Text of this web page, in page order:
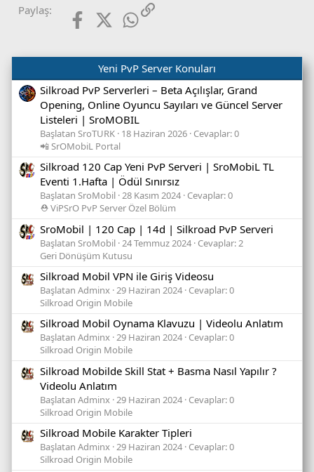
Paylaş: FacebookX (Twitter)WhatsApp
Link
Yeni PvP Server Konuları
Silkroad PvP Serverleri – Beta Açılışlar, Grand
Opening, Online Oyuncu Sayıları ve Güncel Server
Listeleri | SroMOBIL
Başlatan SroTURK 18 Haziran 2026 Cevaplar: 0
📲 SrOMobiL Portal
Silkroad 120 Cap Yeni PvP Serveri | SroMobiL TL
Eventi 1.Hafta | Ödül Sınırsız
Başlatan SroMobil 28 Kasım 2024 Cevaplar: 0
⛑️ ViPSrO PvP Server Özel Bölüm
SroMobil | 120 Cap | 14d | Silkroad PvP Serveri
Başlatan SroMobil 24 Temmuz 2024 Cevaplar: 2
Geri Dönüşüm Kutusu
Silkroad Mobil VPN ile Giriş Videosu
Başlatan Adminx 29 Haziran 2024 Cevaplar: 0
Silkroad Origin Mobile
Silkroad Mobil Oynama Klavuzu | Videolu Anlatım
Başlatan Adminx 29 Haziran 2024 Cevaplar: 0
Silkroad Origin Mobile
Silkroad Mobilde Skill Stat + Basma Nasıl Yapılır ?
Videolu Anlatım
Başlatan Adminx 29 Haziran 2024 Cevaplar: 0
Silkroad Origin Mobile
Silkroad Mobile Karakter Tipleri
Başlatan Adminx 29 Haziran 2024 Cevaplar: 0
Silkroad Origin Mobile